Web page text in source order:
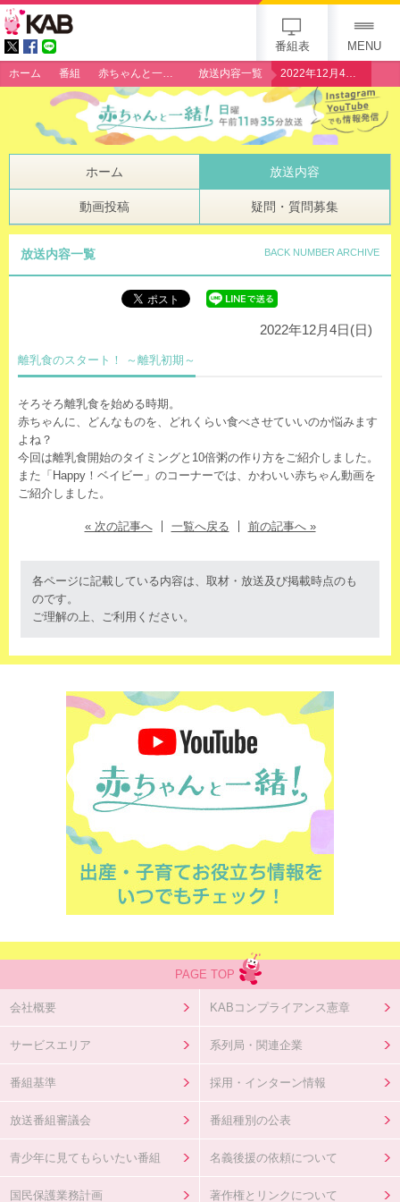
番組表 MENU
ホーム 番組 赤ちゃんと一緒！ 放送内容一覧 2022年12月4日（日）「離乳食のスタート！ ～離乳初期～」
ホーム 放送内容
動画投稿 疑問・質問募集
放送内容一覧 BACK NUMBER ARCHIVE
2022年12月4日(日)
離乳食のスタート！ ～離乳初期～
そろそろ離乳食を始める時期。
赤ちゃんに、どんなものを、どれくらい食べさせていいのか悩みます
よね？
今回は離乳食開始のタイミングと10倍粥の作り方をご紹介しました。
また「Happy！ベイビー」のコーナーでは、かわいい赤ちゃん動画を
ご紹介しました。
« 次の記事へ 一覧へ戻る 前の記事へ »
各ページに記載している内容は、取材・放送及び掲載時点のも
のです。
ご理解の上、ご利用ください。
PAGE TOP
会社概要 KABコンプライアンス憲章
サービスエリア 系列局・関連企業
番組基準 採用・インターン情報
放送番組審議会 番組種別の公表
青少年に見てもらいたい番組 名義後援の依頼について
国民保護業務計画 著作権とリンクについて